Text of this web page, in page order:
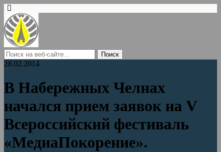
28.02.2014
В Набережных Челнах
начался прием заявок на V
Всероссийский фестиваль
«МедиаПокорение».